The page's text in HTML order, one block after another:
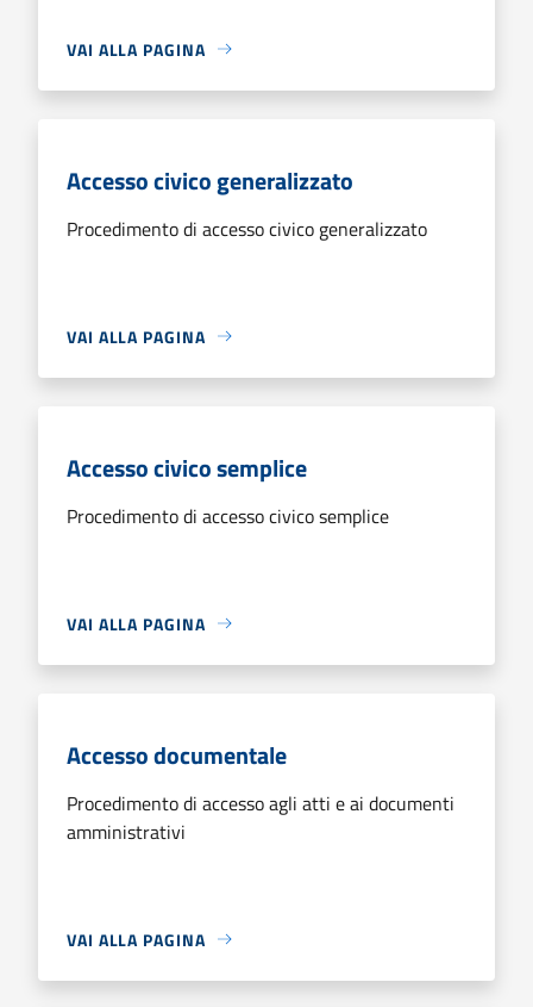
VAI ALLA PAGINA
Accesso civico generalizzato
Procedimento di accesso civico generalizzato
VAI ALLA PAGINA
Accesso civico semplice
Procedimento di accesso civico semplice
VAI ALLA PAGINA
Accesso documentale
Procedimento di accesso agli atti e ai documenti
amministrativi
VAI ALLA PAGINA